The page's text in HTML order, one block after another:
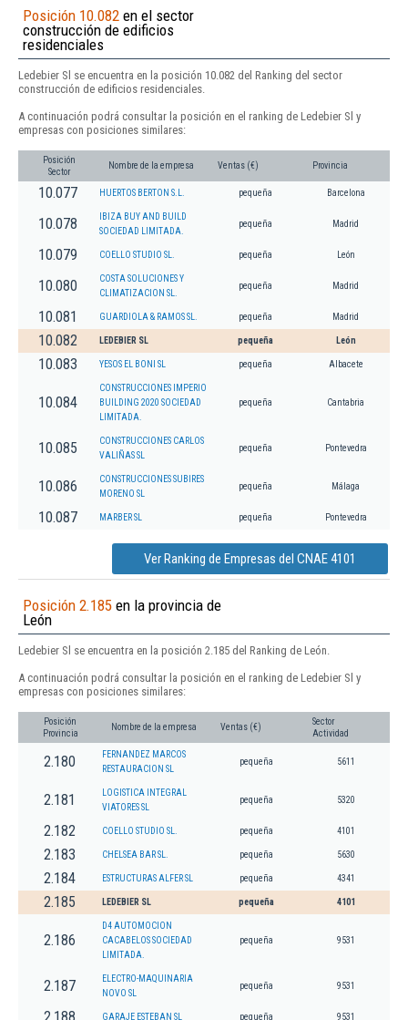
Posición 10.082 en el sector
construcción de edificios
residenciales
Ledebier Sl se encuentra en la posición 10.082 del Ranking del sector
construcción de edificios residenciales.
A continuación podrá consultar la posición en el ranking de Ledebier Sl y
empresas con posiciones similares:
Posición
Sector
Nombre de la empresa Ventas (€) Provincia
10.077 HUERTOS BERTON S.L. pequeña Barcelona
10.078
IBIZA BUY AND BUILD
SOCIEDAD LIMITADA.
pequeña Madrid
10.079 COELLO STUDIO SL. pequeña León
10.080
COSTA SOLUCIONES Y
CLIMATIZACION SL.
pequeña Madrid
10.081 GUARDIOLA & RAMOS SL. pequeña Madrid
10.082 LEDEBIER SL pequeña León
10.083 YESOS EL BONI SL pequeña Albacete
10.084
CONSTRUCCIONES IMPERIO
BUILDING 2020 SOCIEDAD
LIMITADA.
pequeña Cantabria
10.085
CONSTRUCCIONES CARLOS
VALIÑAS SL
pequeña Pontevedra
10.086
CONSTRUCCIONES SUBIRES
MORENO SL
pequeña Málaga
10.087 MARBER SL pequeña Pontevedra
Ver Ranking de Empresas del CNAE 4101
Posición 2.185 en la provincia de
León
Ledebier Sl se encuentra en la posición 2.185 del Ranking de León.
A continuación podrá consultar la posición en el ranking de Ledebier Sl y
empresas con posiciones similares:
Posición
Provincia
Nombre de la empresa Ventas (€)
Sector
Actividad
2.180
FERNANDEZ MARCOS
RESTAURACION SL
pequeña 5611
2.181
LOGISTICA INTEGRAL
VIATORES SL
pequeña 5320
2.182 COELLO STUDIO SL. pequeña 4101
2.183 CHELSEA BAR SL. pequeña 5630
2.184 ESTRUCTURAS ALFER SL pequeña 4341
2.185 LEDEBIER SL pequeña 4101
2.186
D4 AUTOMOCION
CACABELOS SOCIEDAD
LIMITADA.
pequeña 9531
2.187
ELECTRO-MAQUINARIA
NOVO SL
pequeña 9531
GARAJE ESTEBAN SL pequeña 9531